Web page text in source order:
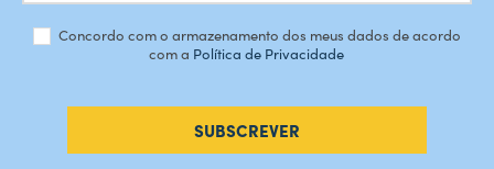
Concordo com o armazenamento dos meus dados de acordo
com a Política de Privacidade
SUBSCREVER